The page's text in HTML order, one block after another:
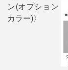
ン(オプション
カラー)〉